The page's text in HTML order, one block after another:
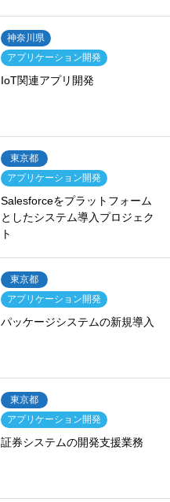
神奈川県
アプリケーション開発
IoT関連アプリ開発
東京都
アプリケーション開発
Salesforceをプラットフォーム
としたシステム導入プロジェク
ト
東京都
アプリケーション開発
パッケージシステムの新規導入
東京都
アプリケーション開発
証券システムの開発支援業務